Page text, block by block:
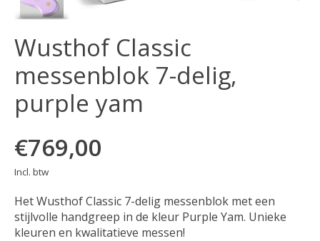
Wusthof Classic
messenblok 7-delig,
purple yam
€769,00
Incl. btw
Het Wusthof Classic 7-delig messenblok met een
stijlvolle handgreep in de kleur Purple Yam. Unieke
kleuren en kwalitatieve messen!